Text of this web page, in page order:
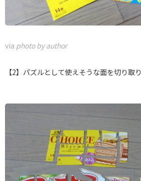
via photo by author
【2】パズルとして使えそうな面を切り取り